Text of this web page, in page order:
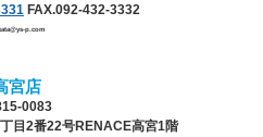
FAX.092-432-3332
p.com
宮店
0083
目2番22号RENACE高宮1階